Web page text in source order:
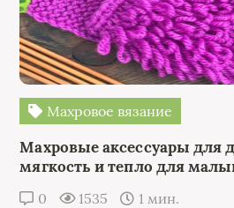
Махровое вязание
Махровые аксессуары для
мягкость и тепло для
0 1535 1 мин.